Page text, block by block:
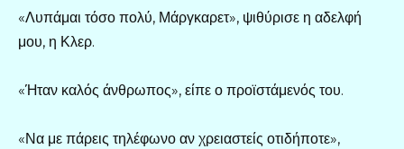
«Λυπάμαι τόσο πολύ, Μάργκαρετ», ψιθύρισε η αδελφή
μου, η Κλερ.
«Ήταν καλός άνθρωπος», είπε ο προϊστάμενός του.
«Να με πάρεις τηλέφωνο αν χρειαστείς οτιδήποτε»,